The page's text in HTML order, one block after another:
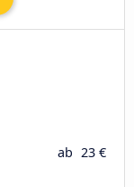
ab 23 €